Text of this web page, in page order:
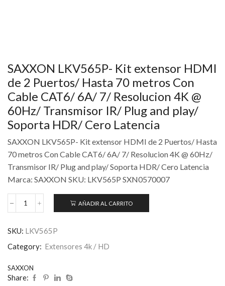
SAXXON LKV565P- Kit extensor HDMI
de 2 Puertos/ Hasta 70 metros Con
Cable CAT6/ 6A/ 7/ Resolucion 4K @
60Hz/ Transmisor IR/ Plug and play/
Soporta HDR/ Cero Latencia
SAXXON LKV565P- Kit extensor HDMI de 2 Puertos/ Hasta
70 metros Con Cable CAT6/ 6A/ 7/ Resolucion 4K @ 60Hz/
Transmisor IR/ Plug and play/ Soporta HDR/ Cero Latencia
Marca: SAXXON SKU: LKV565P SXN0570007
AÑADIR AL CARRITO
SKU: LKV565P
Category: Extensores 4k / HD
SAXXON
Share: